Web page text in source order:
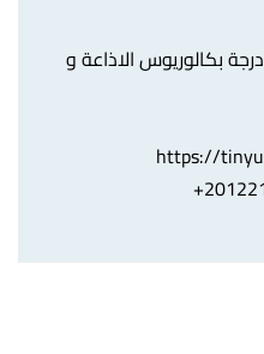
بكالوريوس الاذاعة و
https://